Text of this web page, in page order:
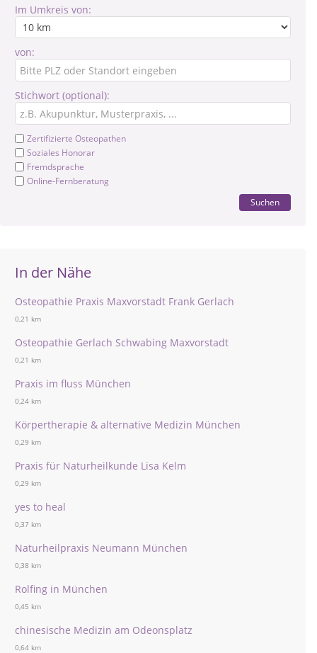
Im Umkreis von:
von:
Stichwort (optional):
Zertifizierte Osteopathen
Soziales Honorar
Fremdsprache
Online-Fernberatung
Suchen
In der Nähe
Osteopathie Praxis Maxvorstadt Frank Gerlach
0,21 km
Osteopathie Gerlach Schwabing Maxvorstadt
0,21 km
Praxis im fluss München
0,24 km
Körpertherapie & alternative Medizin München
0,29 km
Praxis für Naturheilkunde Lisa Kelm
0,29 km
yes to heal
0,37 km
Naturheilpraxis Neumann München
0,38 km
Rolfing in München
0,45 km
chinesische Medizin am Odeonsplatz
0,64 km